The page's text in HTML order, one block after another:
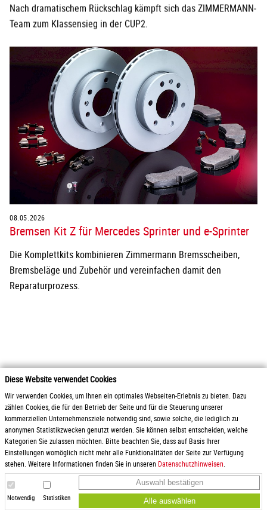
Diese Website verwendet Cookies
Wir verwenden Cookies, um Ihnen ein optimales Webseiten-Erlebnis zu bieten. Dazu
zählen Cookies, die für den Betrieb der Seite und für die Steuerung unserer
kommerziellen Unternehmensziele notwendig sind, sowie solche, die lediglich zu
anonymen Statistikzwecken genutzt werden. Sie können selbst entscheiden, welche
Kategorien Sie zulassen möchten. Bitte beachten Sie, dass auf Basis Ihrer
Einstellungen womöglich nicht mehr alle Funktionalitäten der Seite zur Verfügung
stehen. Weitere Informationen finden Sie in unseren Datenschutzhinweisen
Notwendig Statistiken
Auswahl bestätigen
Alle auswählen
Nach dramatischem Rückschlag kämpft sich das ZIMMERMANN-
Team zum Klassensieg in der CUP2.
08.05.2026
Bremsen Kit Z für Mercedes Sprinter und e-Sprinter
Die Komplettkits kombinieren Zimmermann Bremsscheiben,
Bremsbeläge und Zubehör und vereinfachen damit den
Reparaturprozess.
2026 Otto Zimmermann Maschinen- und Apparatebau GmbH
Produkte
Service
Downloads
Karriere
Anfrage
Einkaufsbedingungen
AGB / Liefer- und
Zahlungsbedingungen
Gewinnspielrichtlinien
Datenschutz
Impressum
Hinweisgeberschutz